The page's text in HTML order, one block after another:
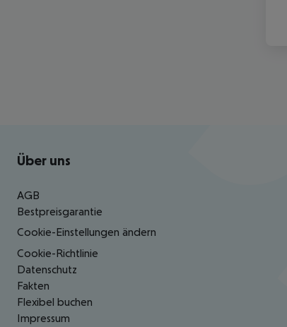
Footer navigation
Über uns
AGB
Bestpreisgarantie
Cookie-Einstellungen ändern
Cookie-Richtlinie
Datenschutz
Fakten
Flexibel buchen
Impressum